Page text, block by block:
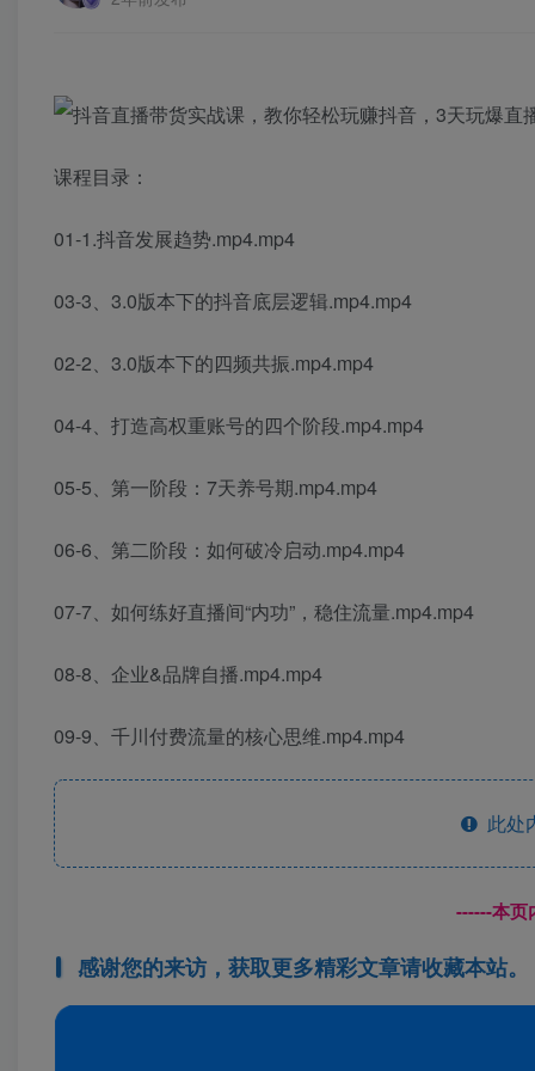
课程目录：
01-1.抖音发展趋势.mp4.mp4
03-3、3.0版本下的抖音底层逻辑.mp4.mp4
02-2、3.0版本下的四频共振.mp4.mp4
04-4、打造高权重账号的四个阶段.mp4.mp4
05-5、第一阶段：7天养号期.mp4.mp4
06-6、第二阶段：如何破冷启动.mp4.mp4
07-7、如何练好直播间“内功”，稳住流量.mp4.mp4
08-8、企业&品牌自播.mp4.mp4
09-9、千川付费流量的核心思维.mp4.mp4
此处
------本页
感谢您的来访，获取更多精彩文章请收藏本站。